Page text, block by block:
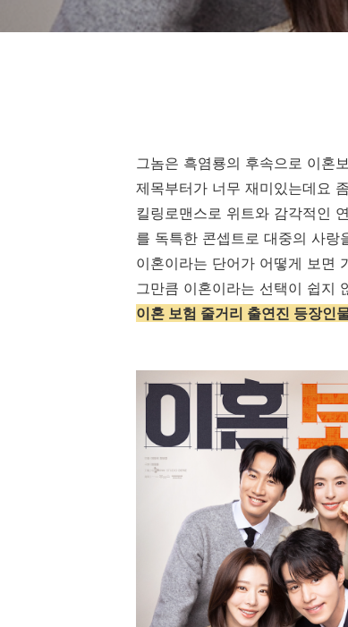
그놈은 흑염룡의 후속으로 이혼
제목부터가 너무 재미있는데요
킬링로맨스로 위트와 감각적인
를 독특한 콘셉트로 대중의 사랑
이혼이라는 단어가 어떻게 보면
그만큼 이혼이라는 선택이 쉽지
이혼 보험 줄거리 출연진 등장인